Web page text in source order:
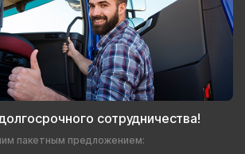
сотрудничества!
пакетным предложением: